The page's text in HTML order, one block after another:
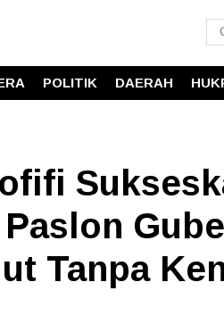
POLITIK DAERAH
Tanpa